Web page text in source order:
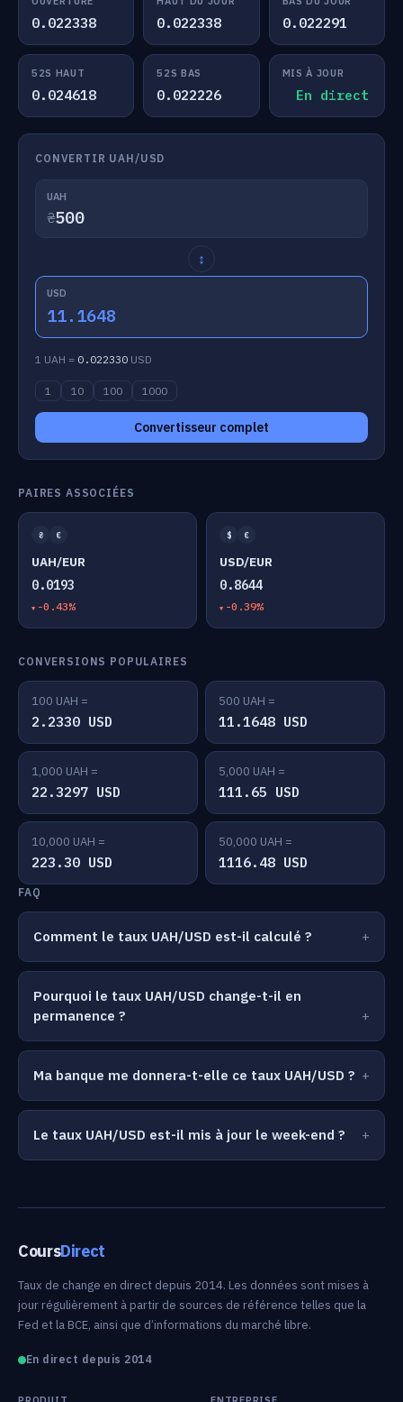
0.022338 0.022338 0.022291
52S HAUT
0.024618
52S BAS
0.022226
MIS À JOUR
En direct
CONVERTIR UAH/USD
UAH
₴
↕
USD
11.1648
1 UAH = 0.022330 USD
1 10 100 1000
Convertisseur complet
PAIRES ASSOCIÉES
₴ €
UAH/EUR
0.0193
-0.43%
$ €
USD/EUR
0.8644
-0.39%
CONVERSIONS POPULAIRES
100 UAH =
2.2330 USD
500 UAH =
11.1648 USD
1,000 UAH =
22.3297 USD
5,000 UAH =
111.65 USD
10,000 UAH =
223.30 USD
50,000 UAH =
1116.48 USD
FAQ
Comment le taux UAH/USD est-il calculé ?
Pourquoi le taux UAH/USD change-t-il en
permanence ?
Ma banque me donnera-t-elle ce taux UAH/USD ?
Le taux UAH/USD est-il mis à jour le week-end ?
CoursDirect
Taux de change en direct depuis 2014. Les données sont mises à
jour régulièrement à partir de sources de référence telles que la
Fed et la BCE, ainsi que d’informations du marché libre.
En direct depuis 2014